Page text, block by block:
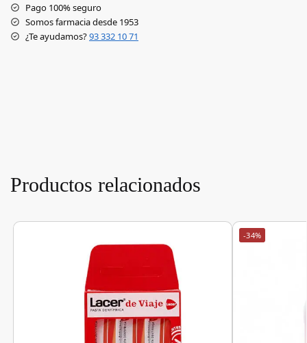
Pago 100% seguro
Somos farmacia desde 1953
¿Te ayudamos?93 332 10 71
Productos relacionados
-34%